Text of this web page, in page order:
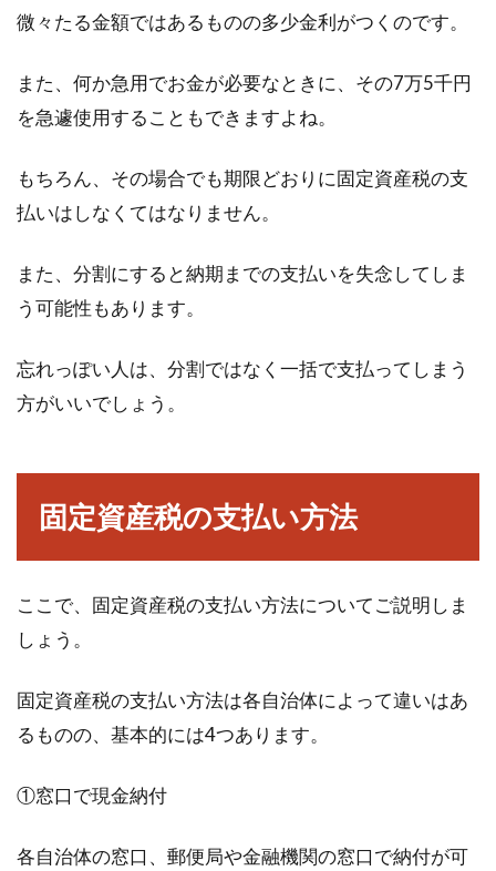
ね。あなたの何ヶ月かの頑張りが評価された証
微々たる金額ではあるものの多少金利がつくのです。
また、何か急用でお金が必要なときに、その7万5千円
を急遽使用することもできますよね。
もちろん、その場合でも期限どおりに固定資産税の支
払いはしなくてはなりません。
また、分割にすると納期までの支払いを失念してしま
う可能性もあります。
忘れっぽい人は、分割ではなく一括で支払ってしまう
方がいいでしょう。
固定資産税の支払い方法
ここで、固定資産税の支払い方法についてご説明しま
しょう。
固定資産税の支払い方法は各自治体によって違いはあ
るものの、基本的には4つあります。
①窓口で現金納付
各自治体の窓口、郵便局や金融機関の窓口で納付が可